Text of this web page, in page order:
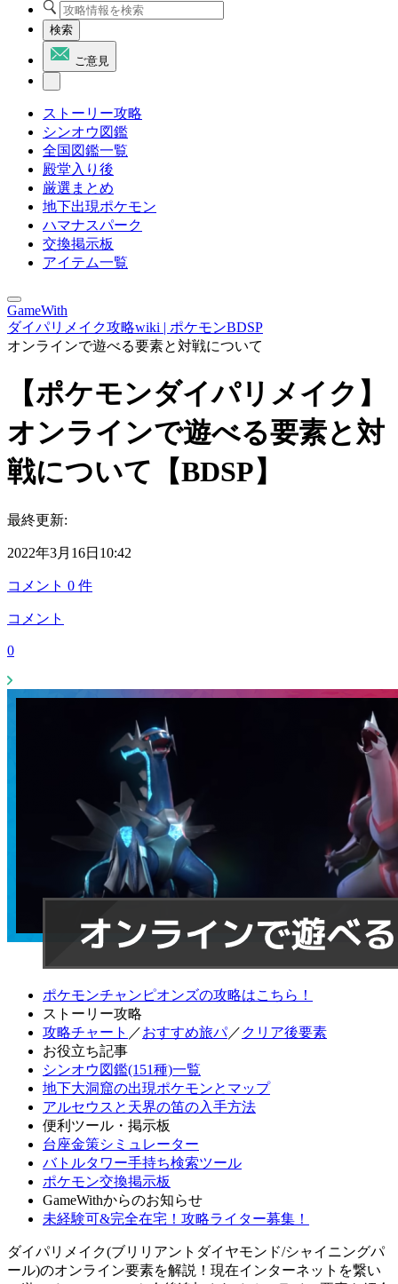
検索
ご意見
ストーリー攻略
シンオウ図鑑
全国図鑑一覧
殿堂入り後
厳選まとめ
地下出現ポケモン
ハマナスパーク
交換掲示板
アイテム一覧
GameWith
ダイパリメイク攻略wiki | ポケモンBDSP
オンラインで遊べる要素と対戦について
【ポケモンダイパリメイク】
オンラインで遊べる要素と対
戦について【BDSP】
最終更新:
2022年3月16日10:42
コメント 0 件
コメント
0
ポケモンチャンピオンズの攻略はこちら！
ストーリー攻略
攻略チャート ／おすすめ旅パ／ クリア後要素
お役立ち記事
シンオウ図鑑(151種)一覧
地下大洞窟の出現ポケモンとマップ
アルセウスと天界の笛の入手方法
便利ツール・掲示板
台座金策シミュレーター
バトルタワー手持ち検索ツール
ポケモン交換掲示板
GameWithからのお知らせ
未経験可&完全在宅！攻略ライター募集！
ダイパリメイク(ブリリアントダイヤモンド/シャイニングパ
ール)のオンライン要素を解説！現在インターネットを繋い